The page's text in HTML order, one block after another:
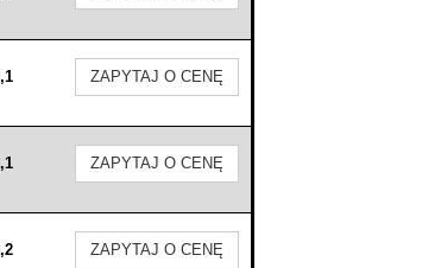
ZAPYTAJ O CENĘ
ZAPYTAJ O CENĘ
ZAPYTAJ O CENĘ